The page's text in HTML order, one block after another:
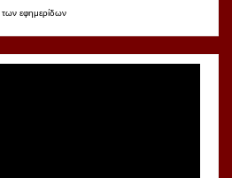
των εφημερίδων